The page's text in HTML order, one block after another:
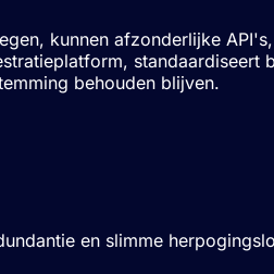
kunnen afzonderlijke
behouden blijven.
en slimme